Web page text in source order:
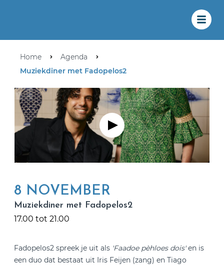
Home
Agenda
Muziekdiner met Fadopelos2
8 NOVEMBER
Muziekdiner met Fadopelos2
17.00 tot 21.00
Fadopelos2 spreek je uit als 'Faadoe pèhloes dois'en is
een duo dat bestaat uit Iris Feijen (zang) en Tiago